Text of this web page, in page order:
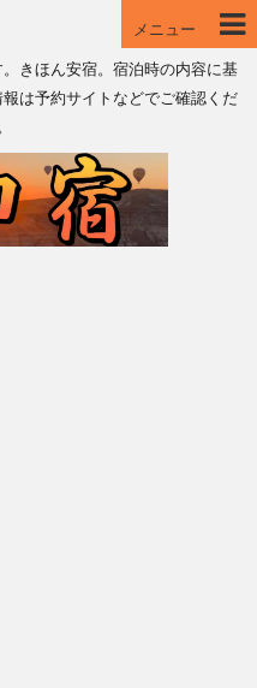
メニュー
きほん安宿。宿泊時の内容に基
は予約サイトなどでご確認くだ